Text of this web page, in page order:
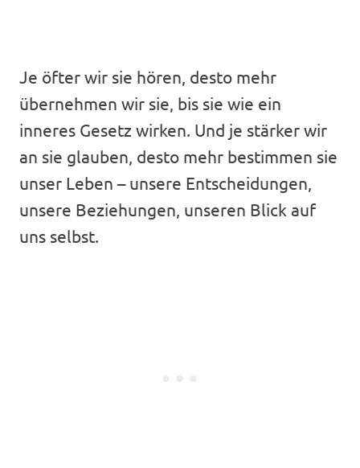
Je öfter wir sie hören, desto mehr
übernehmen wir sie, bis sie wie ein
inneres Gesetz wirken. Und je stärker wir
an sie glauben, desto mehr bestimmen sie
unser Leben – unsere Entscheidungen,
unsere Beziehungen, unseren Blick auf
uns selbst.